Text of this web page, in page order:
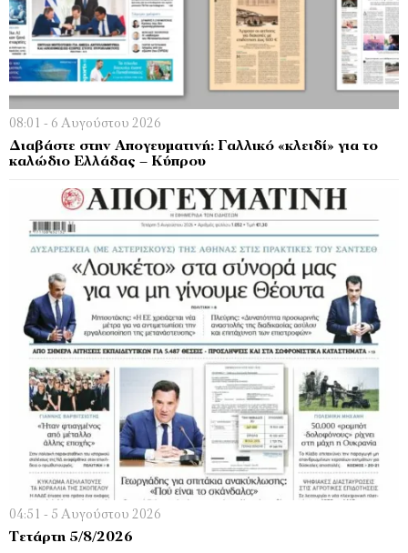
08:01 - 6 Αυγούστου 2026
Διαβάστε στην Απογευματινή: Γαλλικό «κλειδί» για το
καλώδιο Ελλάδας – Κύπρου
04:51 - 5 Αυγούστου 2026
Τετάρτη 5/8/2026